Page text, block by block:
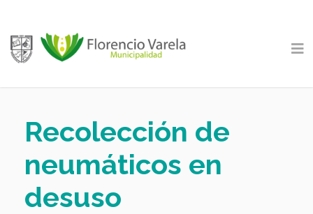
Recolección de
neumáticos en
desuso